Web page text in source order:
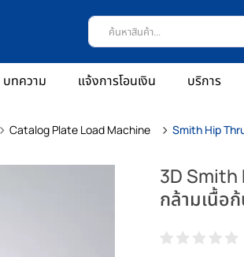
บทความ แจ้งการโอนเงิน บริการ
Catalog Plate Load Machine Smith Hip
3D Smith
กล้ามเนื้อ